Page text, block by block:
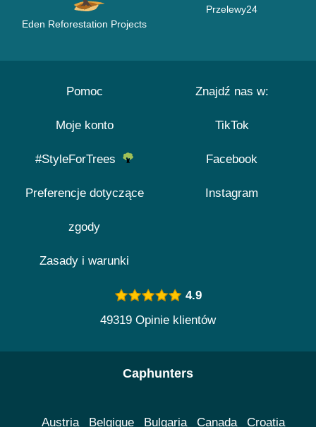
Eden Reforestation Projects
Przelewy24
Pomoc
Moje konto
#StyleForTrees
Preferencje dotyczące
zgody
Zasady i warunki
Znajdź nas w:
TikTok
Facebook
Instagram
4.9
49319 Opinie klientów
Caphunters
Austria Belgique Bulgaria Canada Croatia